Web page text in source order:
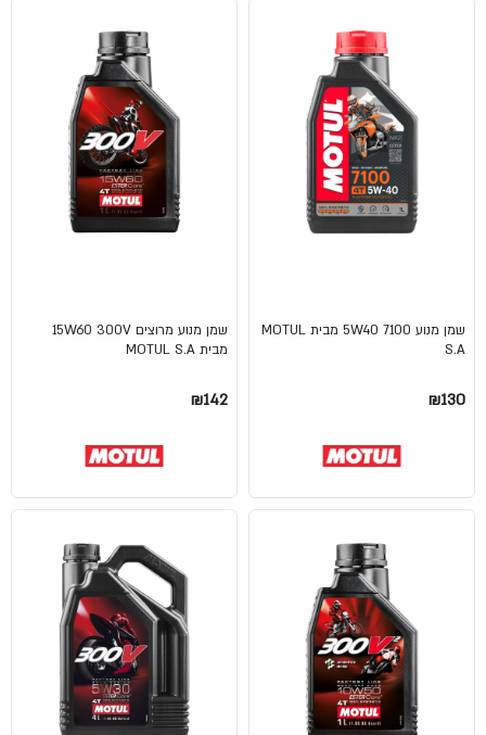
שמן מנוע 5W40 7100 מבית MOTUL
S.A
₪130
שמן מנוע מרוצים 15W60 300V
מבית MOTUL S.A
₪142